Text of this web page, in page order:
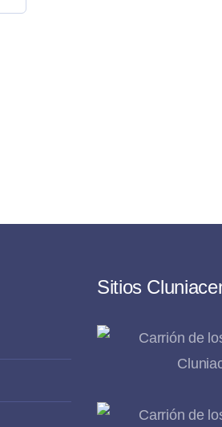
Sitios